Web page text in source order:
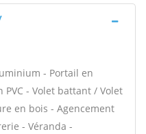
- Portail en
- Volet battant / Volet
en bois - Agencement
- Véranda -